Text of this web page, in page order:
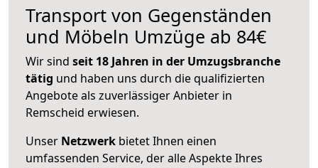
Transport von Gegenständen
und Möbeln Umzüge ab 84€
Wir sind seit 18 Jahren in der Umzugsbranche
tätig und haben uns durch die qualifizierten
Angebote als zuverlässiger Anbieter in
Remscheid erwiesen.
Unser Netzwerk bietet Ihnen einen
umfassenden Service, der alle Aspekte Ihres